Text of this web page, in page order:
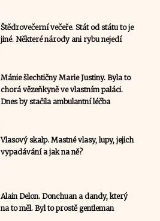
Štědrovečerní večeře. Stát od státu to je
jiné. Některé národy ani rybu nejedí
Mánie šlechtičny Marie Justiny. Byla to
chorá vězeňkyně ve vlastním paláci.
Dnes by stačila ambulantní léčba
Vlasový skalp. Mastné vlasy, lupy, jejich
vypadávání a jak na ně?
Alain Delon. Donchuan a dandy, který
na to měl. Byl to prostě gentleman